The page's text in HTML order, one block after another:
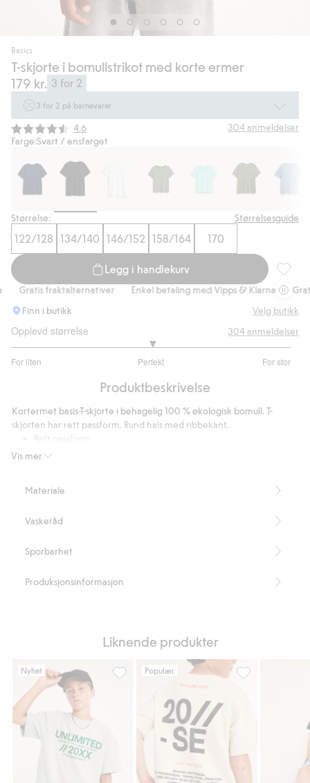
Basics
T-skjorte i bomullstrikot med korte ermer
179 kr. 3 for 2
3 for 2 på barnevarer
Ikke Newbie. Gjelder når du handler 2 eller flere varer som inngår i tilbudet
tom. 17/8 i butikk & online for deg som er eller blir medlem. Kan ikke
kombineres med andre tilbud eller rabatter.
Handle nå
Gjennomsnittskarakter:
4.6 304anmeldelser
Farge:Svart / ensfarget
Størrelse: Størrelsesguide
122/128 134/140 146/152 158/164 170
Legg i handlekurv
T-
Gratis fraktalternativer Enkel betaling med Vipps & Klarna
Gratis
Finn i butikk
Velg butikk
Opplevd størrelse
For liten Perfekt For stor
av
206
stemmer
304anmeldelser
Produktbeskrivelse
Vis mer
Kortermet basis-T-skjorte i behagelig 100 % økologisk bomull. T-
skjorten har rett passform. Rund hals med ribbekant.
Inneholder 100 % «organic in-conversion»-bomull.
Materiale
Vaskeråd
Sporbarhet
Produksjonsinformasjon
Liknende produkter
Nyhet
Overdimensjonert T-skjorte med
Populær